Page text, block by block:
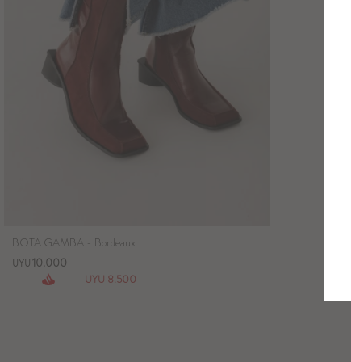
BOTA GAMBA - Bordeaux
UYU10.000
UYU 8.500